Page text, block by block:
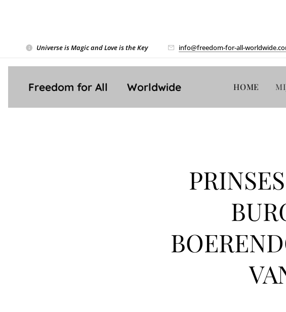
Universe is Magic and Love is the Key❤️ info@freedom-for-all-
Freedom for All ❤️ Worldwide HOME